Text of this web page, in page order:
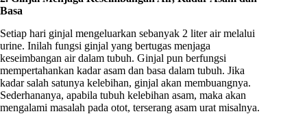
Basa
Setiap hari ginjal mengeluarkan sebanyak 2 liter air melalui
urine. Inilah fungsi ginjal yang bertugas menjaga
keseimbangan air dalam tubuh. Ginjal pun berfungsi
mempertahankan kadar asam dan basa dalam tubuh. Jika
kadar salah satunya kelebihan, ginjal akan membuangnya.
Sederhananya, apabila tubuh kelebihan asam, maka akan
mengalami masalah pada otot, terserang asam urat misalnya.